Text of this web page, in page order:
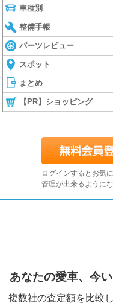
車種別
整備手帳
パーツレビュー
スポット
まとめ
【PR】ショッピング
ログインするとお気
管理が出来るように
あなたの愛車、今
複数社の査定額を比較